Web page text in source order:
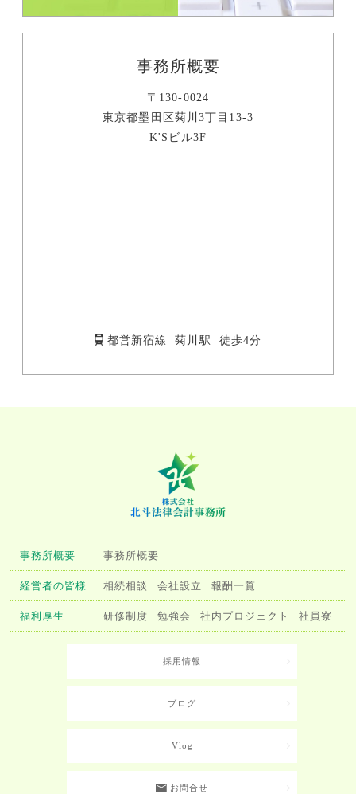
事務所概要
〒130-0024
東京都墨田区菊川3丁目13-3
K'Sビル3F
都営新宿線 菊川駅 徒歩4分
事務所概要 事務所概要
経営者の皆様 相続相談 会社設立 報酬一覧
福利厚生 研修制度 勉強会 社内プロジェクト 社員寮
採用情報
ブログ
Vlog
お問合せ